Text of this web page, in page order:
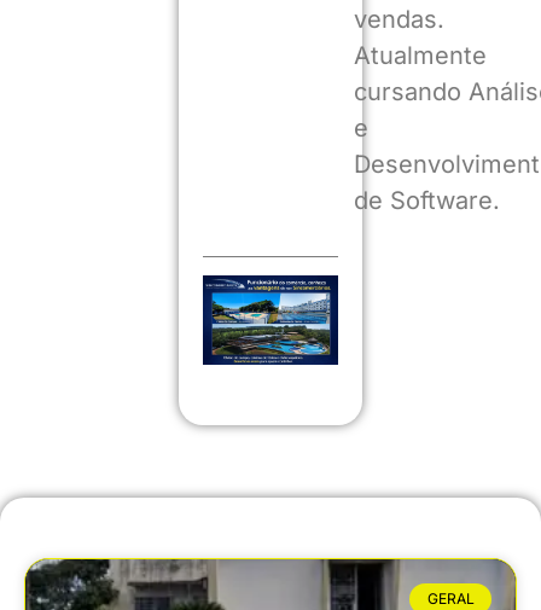
vendas.
Atualmente
cursando
e
de Software.
GERAL